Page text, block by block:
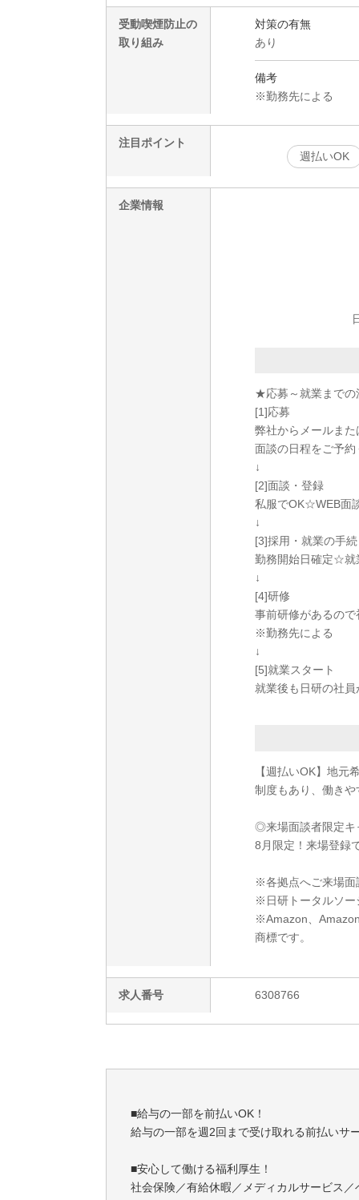
受動喫煙防止の
取り組み
対策の有無
あり
備考
※勤務先による
注目ポイント
週払いOK
企業情報
★応募～就業までの
[1]応募
弊社からメールま
面談の日程をご予約
↓
[2]面談・登録
私服でOK☆WEB面
↓
[3]採用・就業の手
勤務開始日確定☆就
↓
[4]研修
事前研修があるの
※勤務先による
↓
[5]就業スタート
就業後も日研の社
【週払いOK】地元
制度もあり、働き
◎来場面談者限定キ
8月限定！来場登録
※各拠点へご来場面
※日研トータルソー
※Amazon、
商標です。
求人番号 6308766
■給与の一部を前払いOK！
給与の一部を週2回まで受け取れる前払い
■安心して働ける福利厚生！
社会保険／有給休暇／メディカルサービス